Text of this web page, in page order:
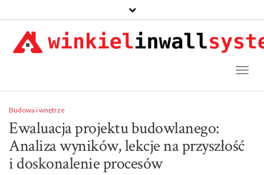
Budowa i wnętrze
Ewaluacja projektu budowlanego:
Analiza wyników, lekcje na przyszłość
i doskonalenie procesów